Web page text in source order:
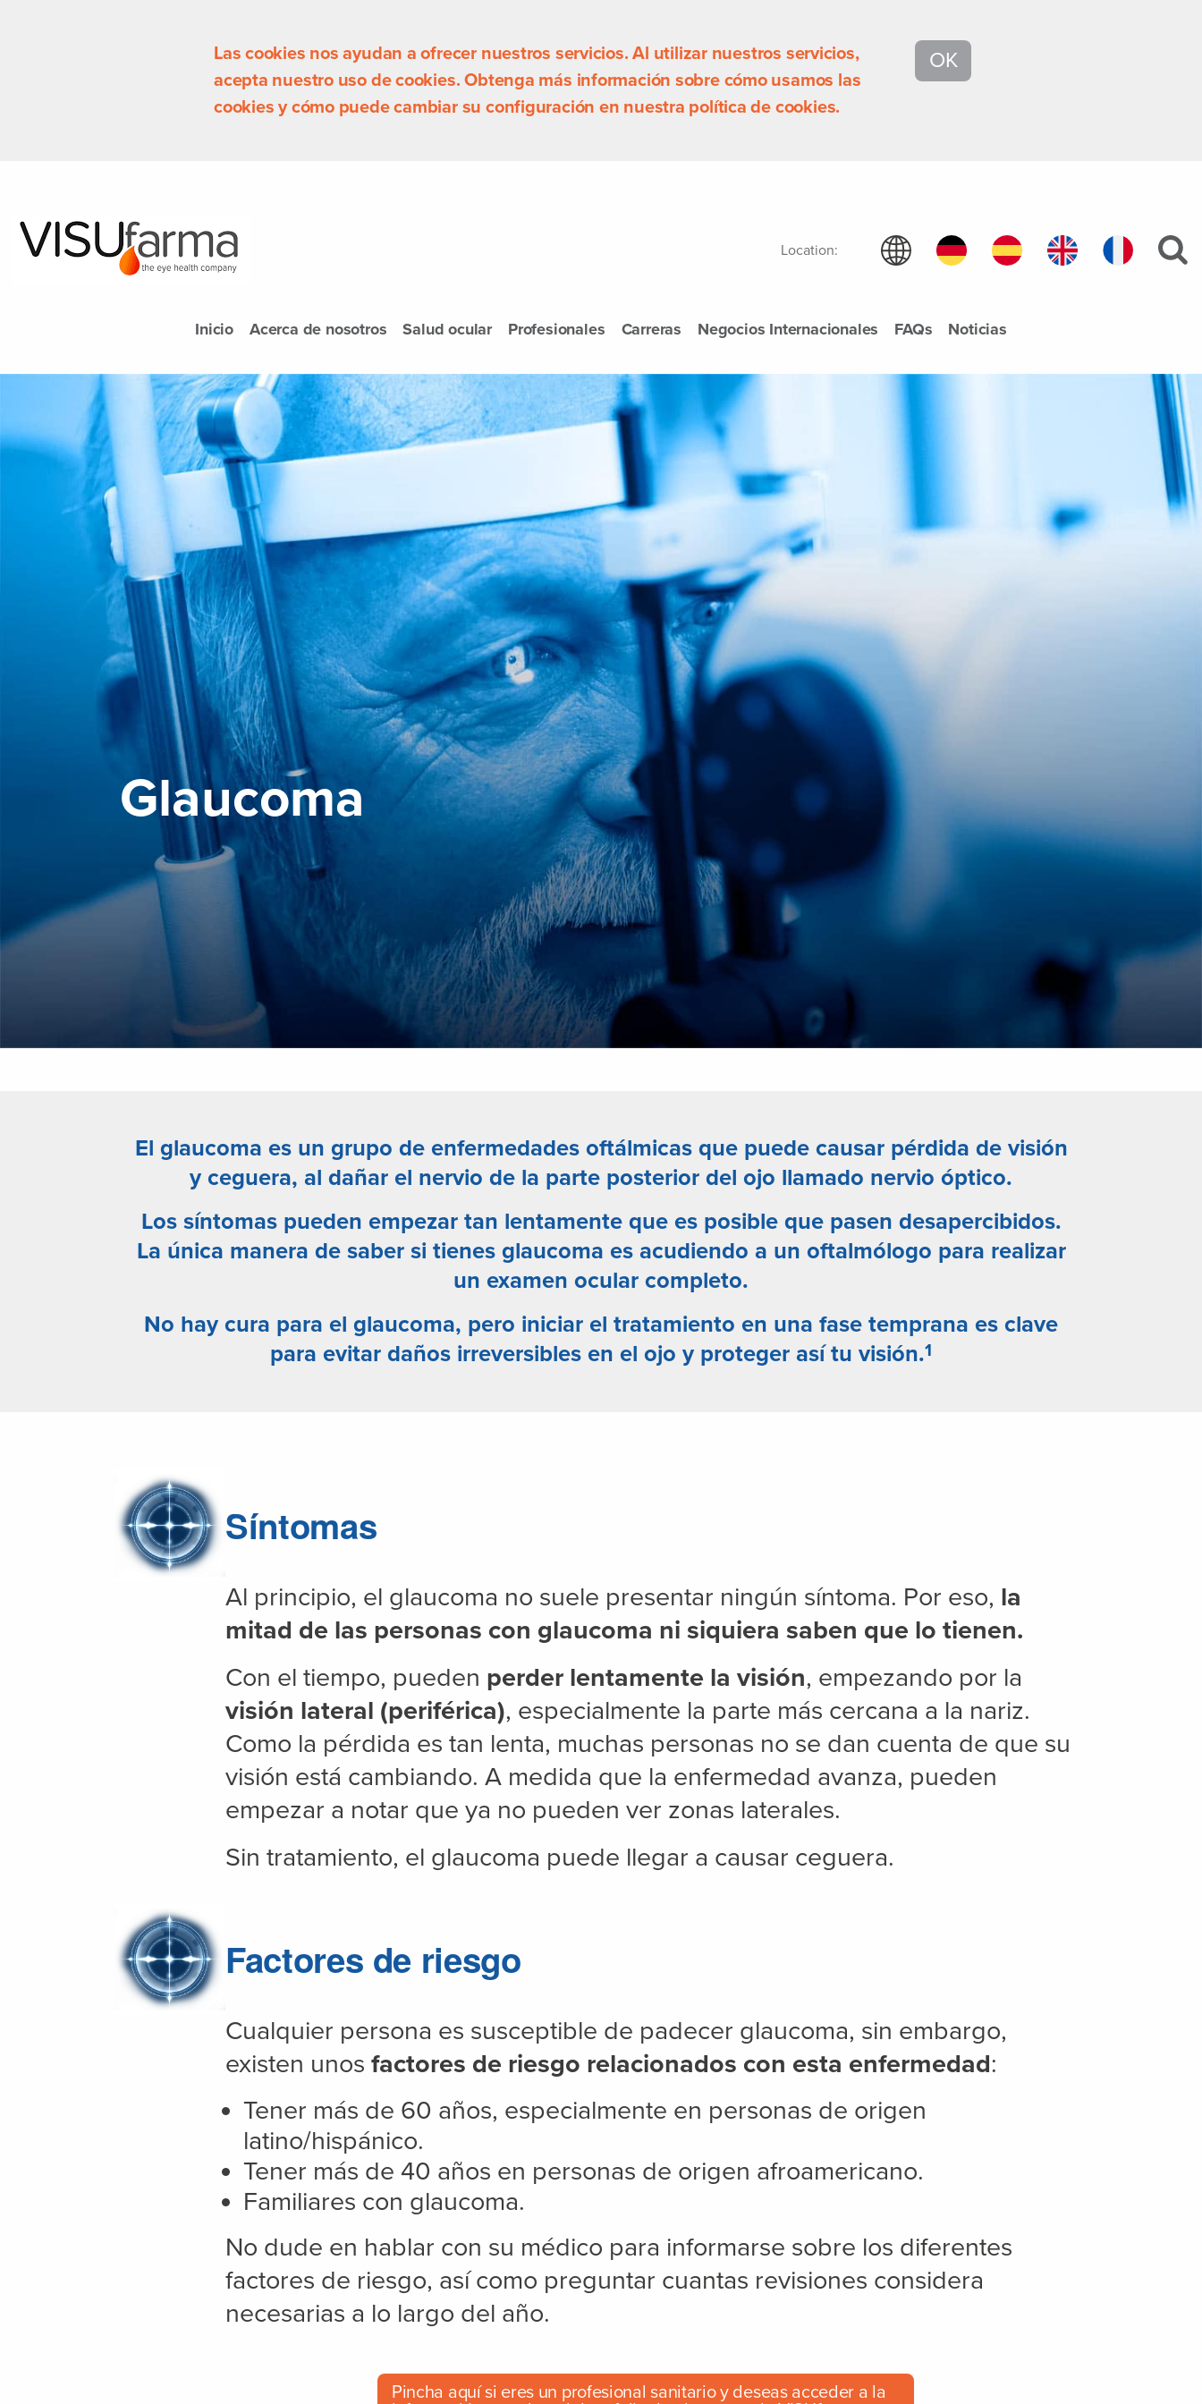
Las cookies nos ayudan a ofrecer nuestros servicios. Al utilizar nuestros servicios,
acepta nuestro uso de cookies. Obtenga más información sobre cómo usamos las
cookies y cómo puede cambiar su configuración en nuestra política de cookies.
OK
Location:
Inicio Acerca de nosotros Salud ocular Profesionales Carreras Negocios Internacionales FAQs Noticias
Glaucoma
El glaucoma es un grupo de enfermedades oftálmicas que puede causar pérdida de visión
y ceguera, al dañar el nervio de la parte posterior del ojo llamado nervio óptico.
Los síntomas pueden empezar tan lentamente que es posible que pasen desapercibidos.
La única manera de saber si tienes glaucoma es acudiendo a un oftalmólogo para realizar
un examen ocular completo.
No hay cura para el glaucoma, pero iniciar el tratamiento en una fase temprana es clave
para evitar daños irreversibles en el ojo y proteger así tu visión.1
Síntomas
Al principio, el glaucoma no suele presentar ningún síntoma. Por eso, la
mitad de las personas con glaucoma ni siquiera saben que lo tienen.
Con el tiempo, pueden perder lentamente la visión, empezando por la
visión lateral (periférica), especialmente la parte más cercana a la nariz.
Como la pérdida es tan lenta, muchas personas no se dan cuenta de que su
visión está cambiando. A medida que la enfermedad avanza, pueden
empezar a notar que ya no pueden ver zonas laterales.
Sin tratamiento, el glaucoma puede llegar a causar ceguera.
Factores de riesgo
Cualquier persona es susceptible de padecer glaucoma, sin embargo,
existen unos factores de riesgo relacionados con esta enfermedad:
Tener más de 60 años, especialmente en personas de origen
latino/hispánico.
Tener más de 40 años en personas de origen afroamericano.
Familiares con glaucoma.
No dude en hablar con su médico para informarse sobre los diferentes
factores de riesgo, así como preguntar cuantas revisiones considera
necesarias a lo largo del año.
Pincha aquí si eres un profesional sanitario y deseas acceder a la